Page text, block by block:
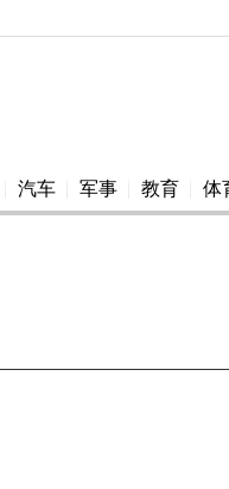
汽车 军事 教育 体